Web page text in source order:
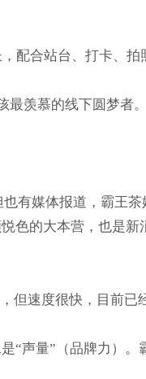
配合站台、打卡、
羡慕的线下圆梦者。
有媒体报道，霸王茶
色的大本营，也是
但速度很快，目前已
“声量”（品牌力）